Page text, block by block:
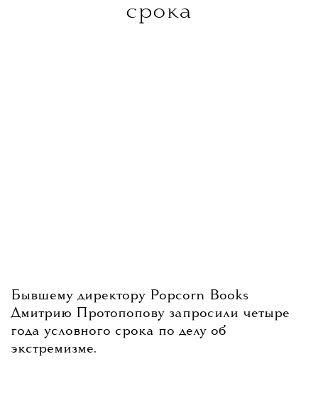
срока
Бывшему директору Popcorn Books
Дмитрию Протопопову запросили четыре
года условного срока по делу об
экстремизме.